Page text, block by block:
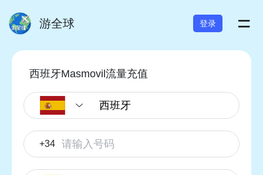
游全球 登录 =
西班牙Masmovil流量充值
+34